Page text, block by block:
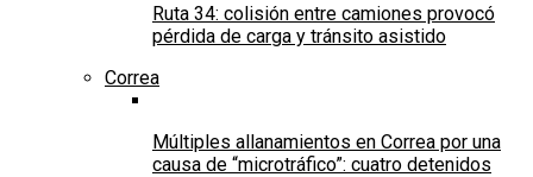
Ruta 34: colisión entre camiones provocó
pérdida de carga y tránsito asistido
Correa
Múltiples allanamientos en Correa por una
causa de “microtráfico”: cuatro detenidos